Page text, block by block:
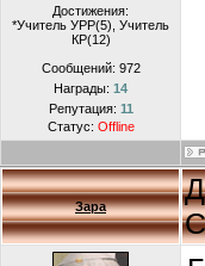
Достижения:
*Учитель УРР(5), Учитель
КР(12)
Сообщений: 972
Награды: 14
Репутация: 11
Статус: Offline
Зара